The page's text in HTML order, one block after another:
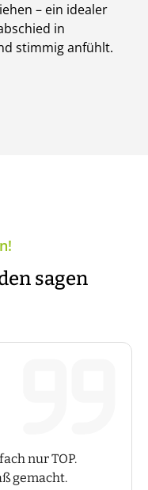
– ein idealer
in
stimmig anfühlt.
sagen
nur TOP.
gemacht.